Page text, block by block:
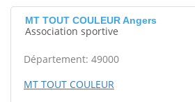
MT TOUT COULEUR Angers
Association sportive
Département: 49000
MT TOUT COULEUR